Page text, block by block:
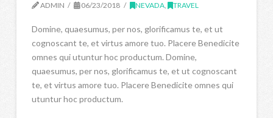
ADMIN 06/23/2018 NEVADA, TRAVEL
Domine, quaesumus, per nos, glorificamus te, et ut
cognoscant te, et virtus amore tuo. Placere Benedicite
omnes qui utuntur hoc productum. Domine,
quaesumus, per nos, glorificamus te, et ut cognoscant
te, et virtus amore tuo. Placere Benedicite omnes qui
utuntur hoc productum.